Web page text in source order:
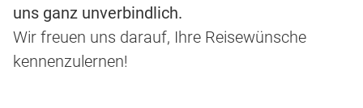
uns ganz unverbindlich.
Wir freuen uns darauf, Ihre Reisewünsche
kennenzulernen!